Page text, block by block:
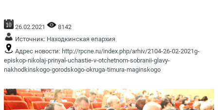
26.02.2021
8142
Источник: Находкинская епархия
Адрес новости: http://rpcne.ru/index.php/arhiv/2104-26-02-2021g-
episkop-nikolaj-prinyal-uchastie-v-otchetnom-sobranii-glavy-
nakhodkinskogo-gorodskogo-okruga-timura-maginskogo